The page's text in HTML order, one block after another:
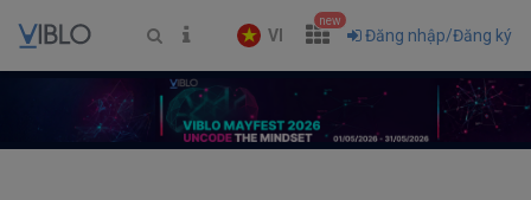
VI
new
Đăng nhập/Đăng ký